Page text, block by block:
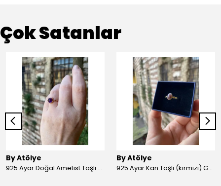
Çok Satanlar
By Atölye
925 Ayar Doğal Ametist Taşlı Yuvarlak Gümüş Yüzük
By Atölye
925 Ayar Kan Taşlı (kırmızı) Gümüş Yüzük